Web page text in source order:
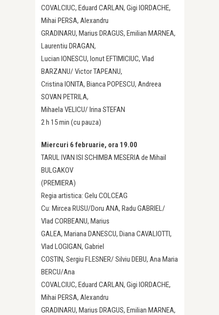
COVALCIUC, Eduard CARLAN, Gigi IORDACHE,
Mihai PERSA, Alexandru
GRADINARU, Marius DRAGUS, Emilian MARNEA,
Laurentiu DRAGAN,
Lucian IONESCU, Ionut EFTIMICIUC, Vlad
BARZANU/ Victor TAPEANU,
Cristina IONITA, Bianca POPESCU, Andreea
SOVAN PETRILA,
Mihaela VELICU/ Irina STEFAN
2 h 15 min (cu pauza)
Miercuri 6 februarie, ora 19.00
TARUL IVAN ISI SCHIMBA MESERIA de Mihail
BULGAKOV
(PREMIERA)
Regia artistica: Gelu COLCEAG
Cu: Mircea RUSU/Doru ANA, Radu GABRIEL/
Vlad CORBEANU, Marius
GALEA, Mariana DANESCU, Diana CAVALIOTTI,
Vlad LOGIGAN, Gabriel
COSTIN, Sergiu FLESNER/ Silviu DEBU, Ana Maria
BERCU/Ana
COVALCIUC, Eduard CARLAN, Gigi IORDACHE,
Mihai PERSA, Alexandru
GRADINARU, Marius DRAGUS, Emilian MARNEA,